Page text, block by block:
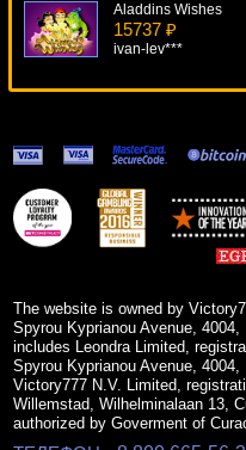
Aladdins Wishes
15737 ₽
ivan-lev***
Asian Beauty
15665 ₽
superman***
Jungle Boogie
The website is owned by
Spyrou Kyprianou Avenue,
includes Leondra Limited,
Spyrou Kyprianou Avenue,
Victory777 N.V. Limited,
Willemstad, Wilhelminalaan 13,
authorized by Goverment of